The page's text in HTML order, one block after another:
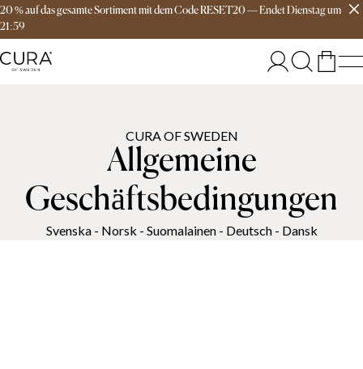
20 % auf das gesamte Sortiment mit dem Code RESET20—EndetDienstagum
21:59
CURA OF SWEDEN
Allgemeine
Geschäftsbedingungen
Svenska- Norsk - Suomalainen- Deutsch- Dansk